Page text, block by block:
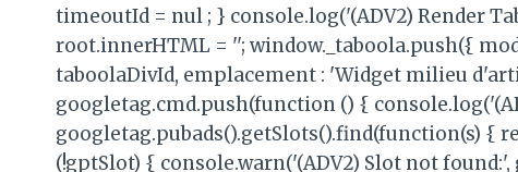
timeoutId = nul ; } console.log('(ADV2) Render
root.innerHTML = ''; window._taboola.push({
taboolaDivId, emplacement : 'Widget milieu
googletag.cmd.push(function () {
googletag.pubads().getSlots().find(function(s) {
(!gptSlot) { console.warn('(ADV2) Slot not